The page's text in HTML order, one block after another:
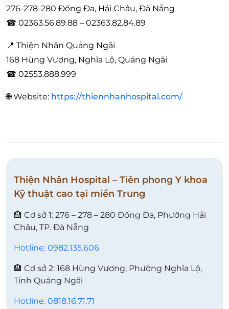
276-278-280 Đống Đa, Hải Châu, Đà Nẵng
☎ 02363.56.89.88 – 02363.82.84.89
📍 Thiện Nhân Quảng Ngãi
168 Hùng Vương, Nghĩa Lộ, Quảng Ngãi
☎ 02553.888.999
🌐 Website: https://thiennhanhospital.com/
Thiện Nhân Hospital – Tiên phong Y khoa
Kỹ thuật cao tại miền Trung
🏨 Cơ sở 1: 276 – 278 – 280 Đống Đa, Phường Hải
Châu, TP. Đà Nẵng
Hotline: 0982.135.606
🏨 Cơ sở 2: 168 Hùng Vương, Phường Nghĩa Lộ,
Tỉnh Quảng Ngãi
Hotline: 0818.16.71.71